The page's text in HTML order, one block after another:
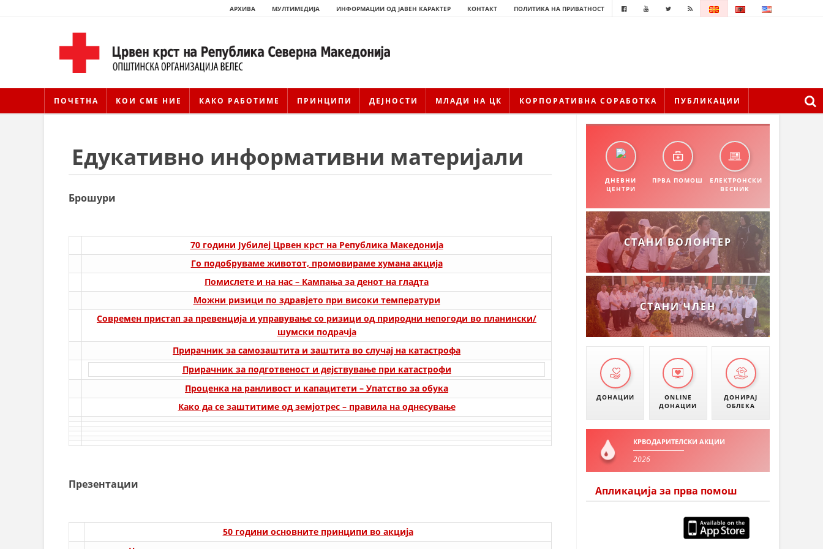
АРХИВА МУЛТИМЕДИЈА ИНФОРМАЦИИ ОД ЈАВЕН КАРАКТЕР КОНТАКТ ПОЛИТИКА НА ПРИВАТНОСТ
ПОЧЕТНА КОИ СМЕ НИЕ КАКО РАБОТИМЕ ПРИНЦИПИ ДЕЈНОСТИ МЛАДИ НА ЦК КОРПОРАТИВНА СОРАБОТКА ПУБЛИКАЦИИ
ИСТОРИЈАТ НА ДВИЖЕЊЕТО
КОНТАКТ ИНФОРМАЦИИ
ЧЛЕНСТВО ВО ПРОФЕСИОНАЛНИ ТЕЛА
ЗАКОН ЗА ЦКРМ
СТАТУТ НА ЦКРМ
СТРУКТУРА И ОРГАНИЗАЦИОНА ПОСТАВЕНОСТ
Едукативно информативни материјали
Брошури
70 години Јубилеј Црвен крст на Република Македонија
Го подобруваме животот, промовираме хумана акција
Помислете и на нас – Кампања за денот на гладта
Можни ризици по здравјето при високи температури
Современ пристап за превенција и управување со ризици од природни непогоди во планински/
шумски подрачја
Прирачник за самозаштита и заштита во случај на катастрофа
Прирачник за подготвеност и дејствување при катастрофи
Проценка на ранливост и капацитети – Упатство за обука
Како да се заштитиме од земјотрес – правила на однесување
Презентации
50 години основните принципи во акција
ДНЕВНИ
ЦЕНТРИ
ПРВА ПОМОШ
ЕЛЕКТРОНСКИ
ВЕСНИК
СТАНИ ВОЛОНТЕР
СТАНИ ЧЛЕН
ДОНАЦИИ
ONLINE
ДОНАЦИИ
ДОНИРАЈ
ОБЛЕКА
КРВОДАРИТЕЛСКИ АКЦИИ
2026
Апликација за прва помош